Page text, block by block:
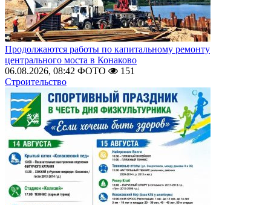
Продолжаются работы по капитальному ремонту
центрального моста в Конаково
06.08.2026, 08:42 ФОТО
151
Строительство